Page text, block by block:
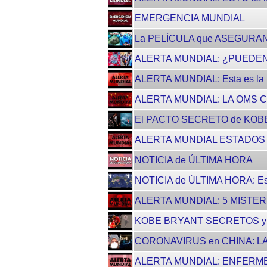
EMERGENCIA MUNDIAL
La PELÍCULA que
ALERTA MUNDIAL:
ALERTA MUNDIAL: Esta es
ALERTA MUNDIAL: LA OMS
El PACTO SECRETO de
ALERTA MUNDIAL
NOTICIA de ÚLTIMA HORA
NOTICIA de ÚLTIMA HORA:
ALERTA MUNDIAL: 5
KOBE BRYANT SECRETOS
CORONAVIRUS en CHINA:
ALERTA MUNDIAL: